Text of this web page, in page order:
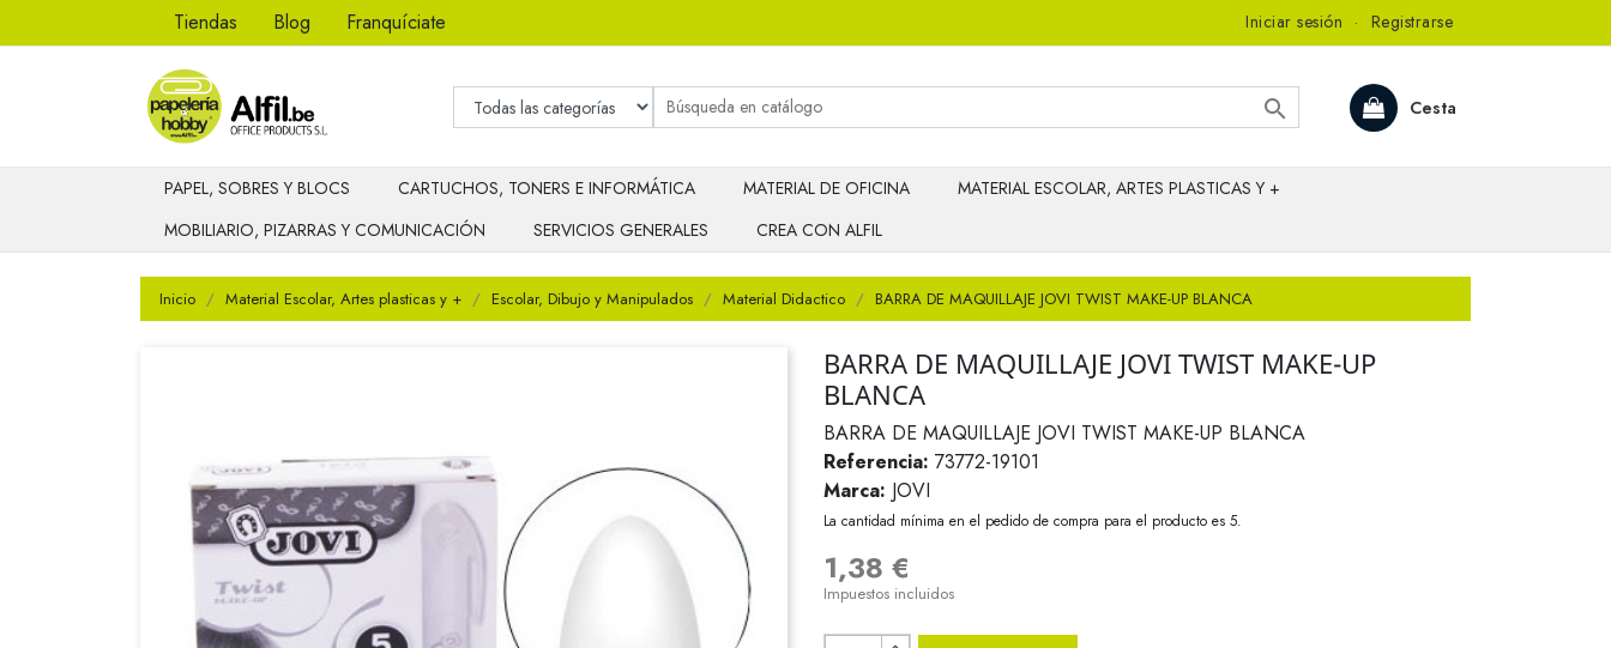
Tiendas Blog Franquíciate Iniciar sesión · Registrarse
Cesta

PAPEL, SOBRES Y BLOCS CARTUCHOS, TONERS E INFORMÁTICA MATERIAL DE OFICINA
MATERIAL ESCOLAR, ARTES PLASTICAS Y +
MOBILIARIO, PIZARRAS Y COMUNICACIÓN
SERVICIOS GENERALES CREA CON ALFIL
Inicio Material Escolar, Artes plasticas y + Escolar, Dibujo y Manipulados Material Didactico BARRA DE MAQUILLAJE JOVI TWIST MAKE-UP BLANCA
BARRA DE MAQUILLAJE JOVI TWIST MAKE-UP
BLANCA
BARRA DE MAQUILLAJE JOVI TWIST MAKE-UP BLANCA
Referencia: 73772-19101
Marca: JOVI
La cantidad mínima en el pedido de compra para el producto es 5.
1,38 €
Impuestos incluidos